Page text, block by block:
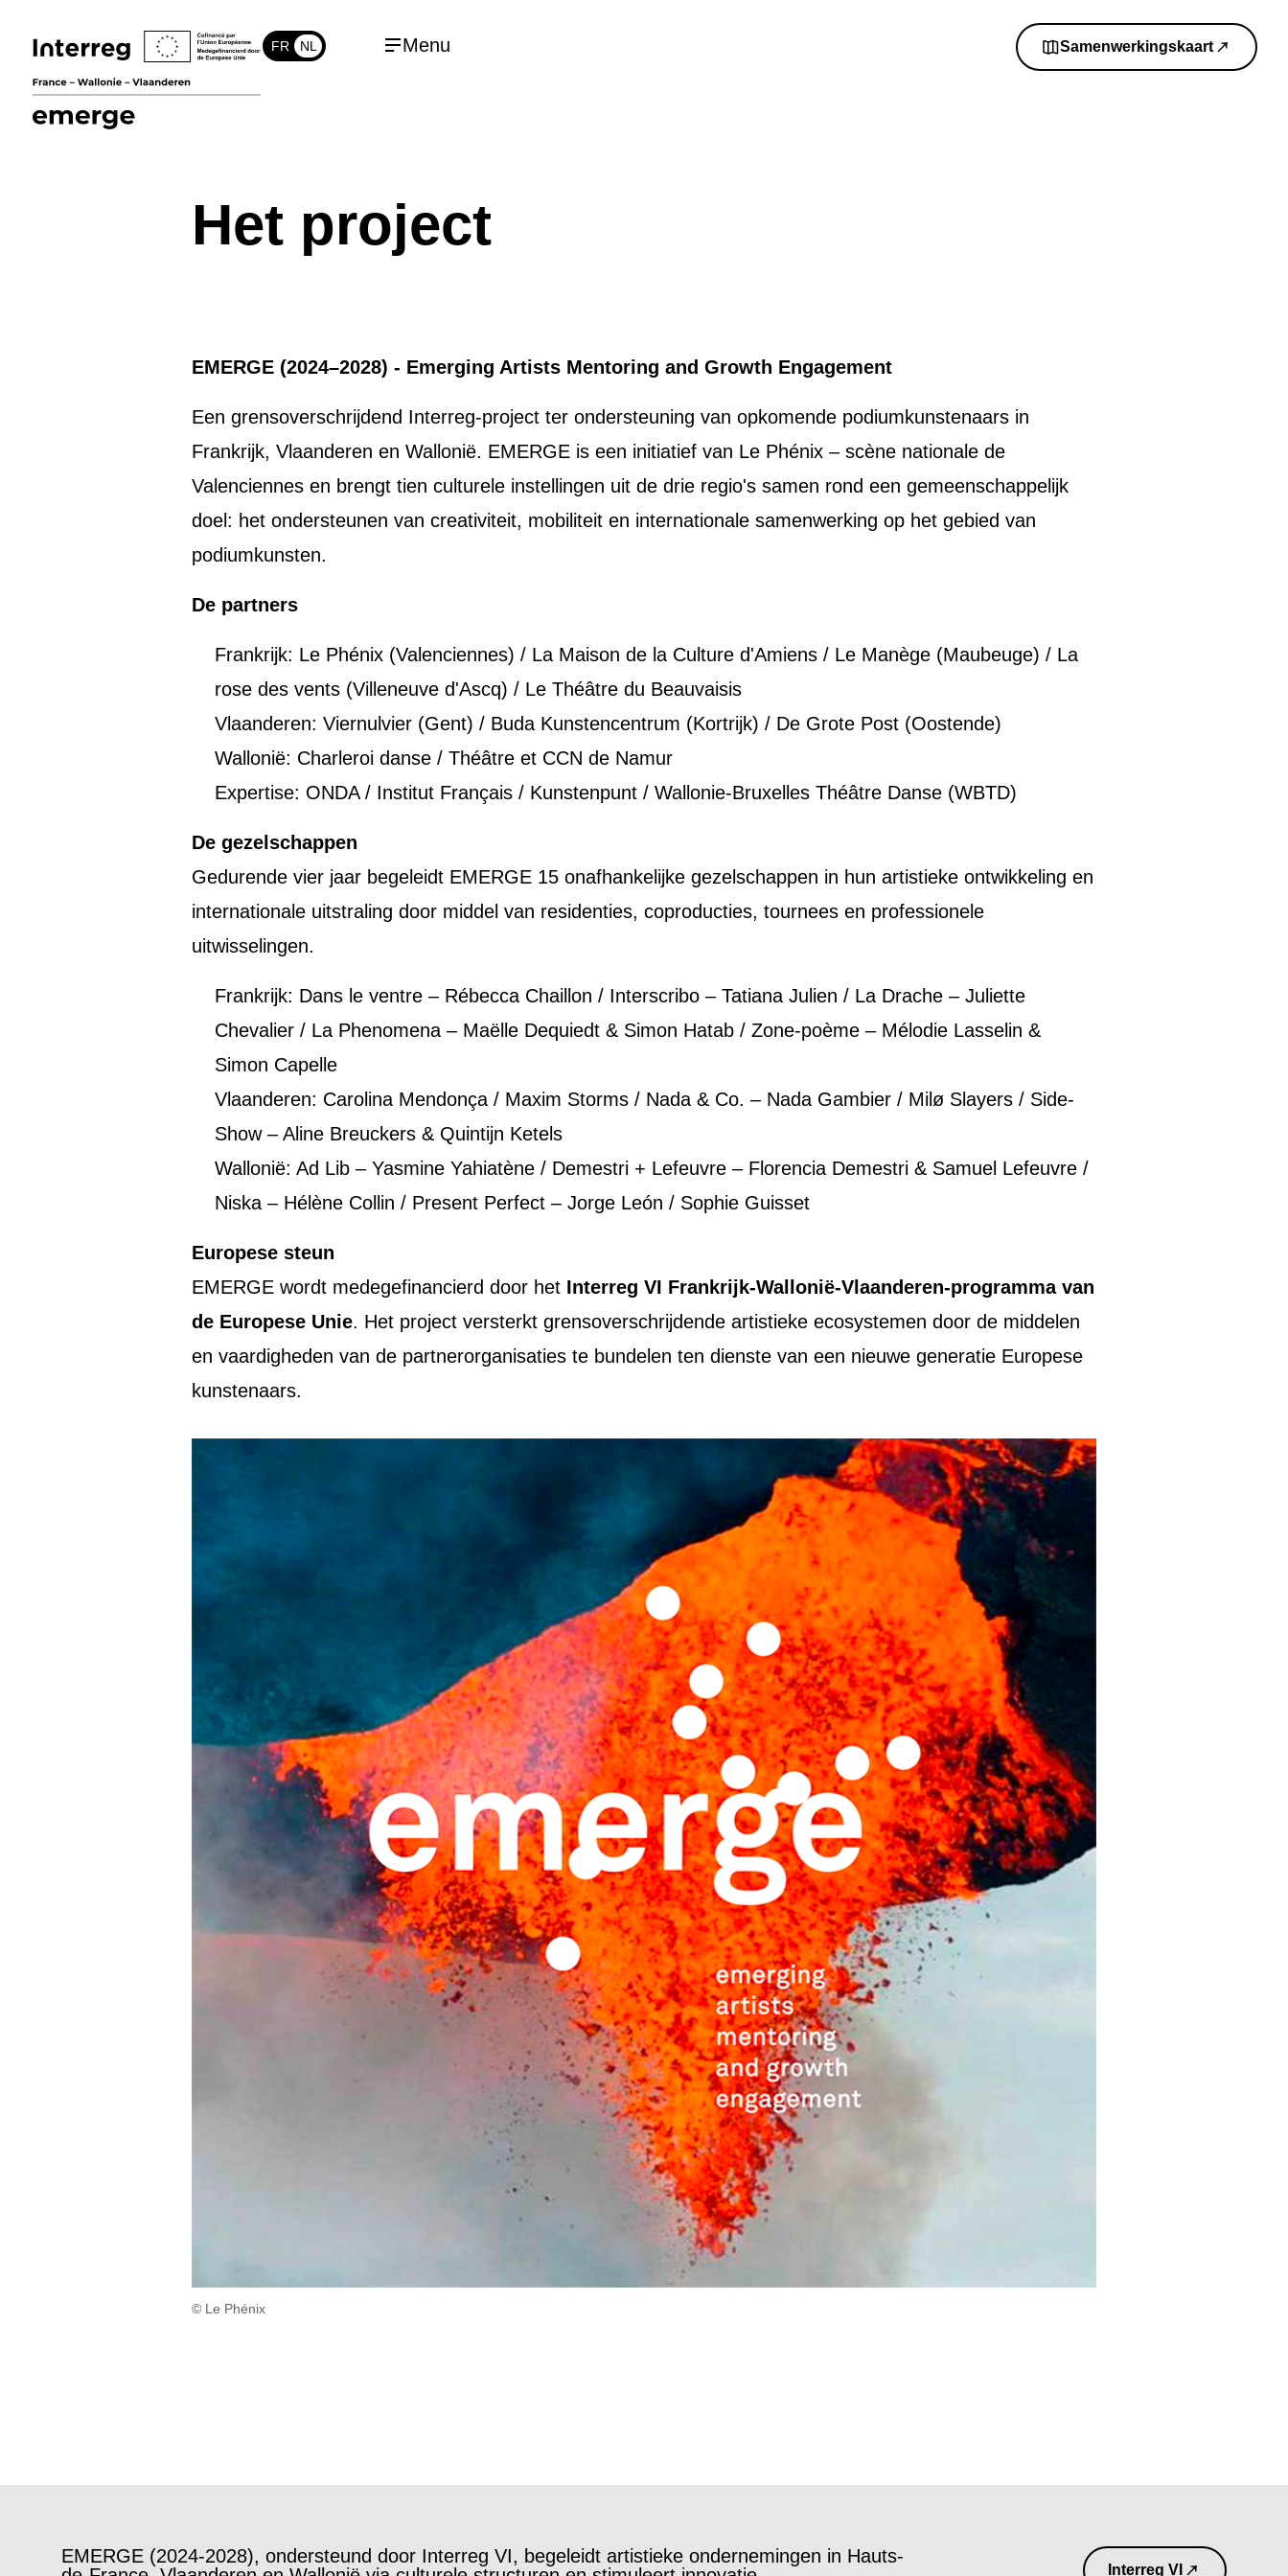
FR NL Menu Samenwerkingskaart
Het project
EMERGE (2024–2028) - Emerging Artists Mentoring and Growth Engagement
Een grensoverschrijdend Interreg-project ter ondersteuning van opkomende podiumkunstenaars in
Frankrijk, Vlaanderen en Wallonië. EMERGE is een initiatief van Le Phénix – scène nationale de
Valenciennes en brengt tien culturele instellingen uit de drie regio's samen rond een gemeenschappelijk
doel: het ondersteunen van creativiteit, mobiliteit en internationale samenwerking op het gebied van
podiumkunsten.
De partners
Frankrijk: Le Phénix (Valenciennes) / La Maison de la Culture d'Amiens / Le Manège (Maubeuge) / La
rose des vents (Villeneuve d'Ascq) / Le Théâtre du Beauvaisis
Vlaanderen: Viernulvier (Gent) / Buda Kunstencentrum (Kortrijk) / De Grote Post (Oostende)
Wallonië: Charleroi danse / Théâtre et CCN de Namur
Expertise: ONDA / Institut Français / Kunstenpunt / Wallonie-Bruxelles Théâtre Danse (WBTD)
De gezelschappen
Gedurende vier jaar begeleidt EMERGE 15 onafhankelijke gezelschappen in hun artistieke ontwikkeling en
internationale uitstraling door middel van residenties, coproducties, tournees en professionele
uitwisselingen.
Frankrijk: Dans le ventre – Rébecca Chaillon / Interscribo – Tatiana Julien / La Drache – Juliette
Chevalier / La Phenomena – Maëlle Dequiedt & Simon Hatab / Zone-poème – Mélodie Lasselin &
Simon Capelle
Vlaanderen: Carolina Mendonça / Maxim Storms / Nada & Co. – Nada Gambier / Milø Slayers / Side-
Show – Aline Breuckers & Quintijn Ketels
Wallonië: Ad Lib – Yasmine Yahiatène / Demestri + Lefeuvre – Florencia Demestri & Samuel Lefeuvre /
Niska – Hélène Collin / Present Perfect – Jorge León / Sophie Guisset
Europese steun
EMERGE wordt medegefinancierd door het Interreg VI Frankrijk-Wallonië-Vlaanderen-programma van
de Europese Unie. Het project versterkt grensoverschrijdende artistieke ecosystemen door de middelen
en vaardigheden van de partnerorganisaties te bundelen ten dienste van een nieuwe generatie Europese
kunstenaars.
© Le Phénix
EMERGE (2024-2028), ondersteund door Interreg VI, begeleidt artistieke ondernemingen in Hauts-
Interreg VI